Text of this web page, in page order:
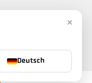
×
Deutsch